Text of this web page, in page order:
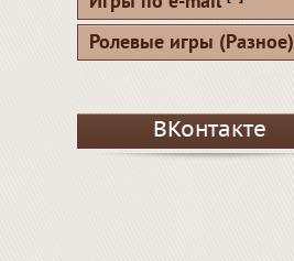
Ролевые игры (Разное)
ВКонтакте